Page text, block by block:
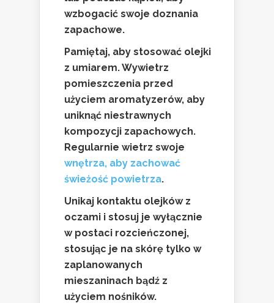
wzbogacić swoje doznania
zapachowe.
Pamiętaj, aby stosować olejki
z umiarem. Wywietrz
pomieszczenia przed
użyciem aromatyzerów, aby
uniknąć niestrawnych
kompozycji zapachowych.
Regularnie wietrz swoje
wnętrza, aby zachować
świeżość powietrza.
Unikaj kontaktu olejków z
oczami i stosuj je wyłącznie
w postaci rozcieńczonej,
stosując je na skórę tylko w
zaplanowanych
mieszaninach bądź z
użyciem nośników.